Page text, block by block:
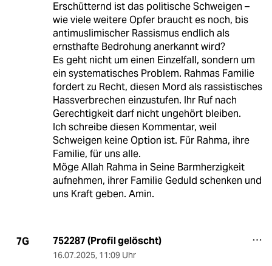
Erschütternd ist das politische Schweigen –
wie viele weitere Opfer braucht es noch, bis
antimuslimischer Rassismus endlich als
ernsthafte Bedrohung anerkannt wird?
Es geht nicht um einen Einzelfall, sondern um
ein systematisches Problem. Rahmas Familie
fordert zu Recht, diesen Mord als rassistisches
Hassverbrechen einzustufen. Ihr Ruf nach
Gerechtigkeit darf nicht ungehört bleiben.
Ich schreibe diesen Kommentar, weil
Schweigen keine Option ist. Für Rahma, ihre
Familie, für uns alle.
Möge Allah Rahma in Seine Barmherzigkeit
aufnehmen, ihrer Familie Geduld schenken und
uns Kraft geben. Amin.
7G 752287 (Profil gelöscht)
16.07.2025, 11:09 Uhr